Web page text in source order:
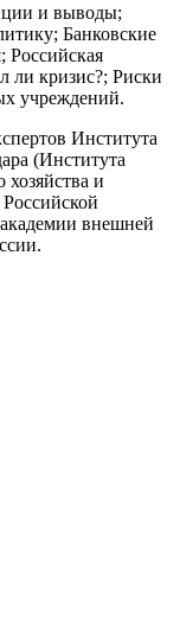
и выводы;
Банковские
Российская
ли кризис?; Риски
учреждений.
Института
(Института
и
внешней